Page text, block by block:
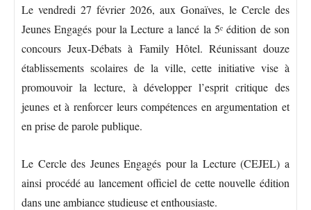
Le vendredi 27 février 2026, aux Gonaïves, le Cercle des
Jeunes Engagés pour la Lecture a lancé la 5ᵉ édition de son
concours Jeux-Débats à Family Hôtel. Réunissant douze
établissements scolaires de la ville, cette initiative vise à
promouvoir la lecture, à développer l’esprit critique des
jeunes et à renforcer leurs compétences en argumentation et
en prise de parole publique.
Le Cercle des Jeunes Engagés pour la Lecture (CEJEL) a
ainsi procédé au lancement officiel de cette nouvelle édition
dans une ambiance studieuse et enthousiaste.